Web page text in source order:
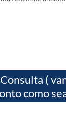
(
como